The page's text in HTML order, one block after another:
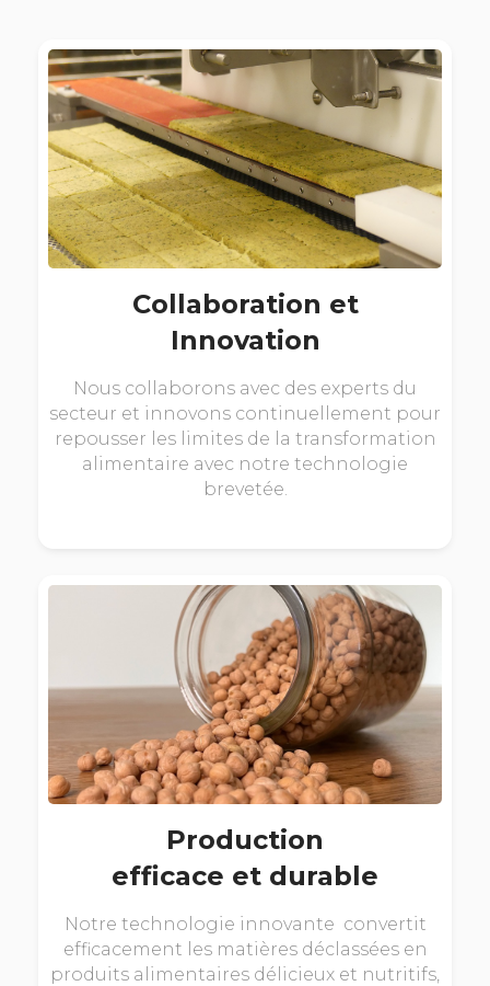
Collaboration et
Innovation
Nous collaborons avec des experts du
secteur et innovons continuellement pour
repousser les limites de la transformation
alimentaire avec notre technologie
brevetée.
Production
efficace et durable
Notre technologie innovante convertit
efficacement les matières déclassées en
produits alimentaires délicieux et nutritifs,